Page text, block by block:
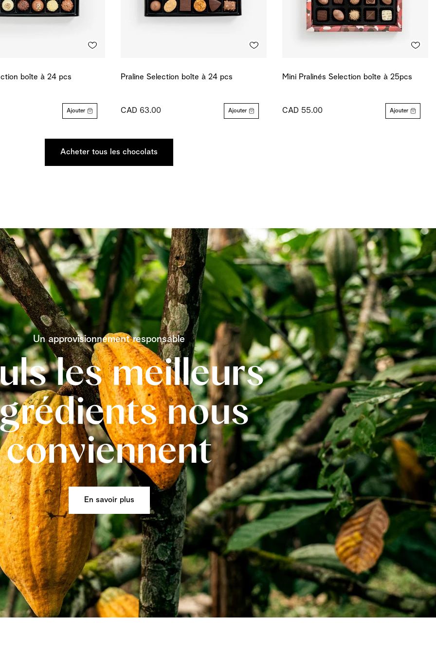
boîte à 24 pcs
Ajouter
Praline Selection boîte à 24 pcs
CAD 63.00 Ajouter
Mini Pralinés Selection boîte à 25pcs
CAD 55.00 Ajouter
Acheter tous les chocolats
Un approvisionnement responsable
les meilleurs
nous
conviennent
En savoir plus